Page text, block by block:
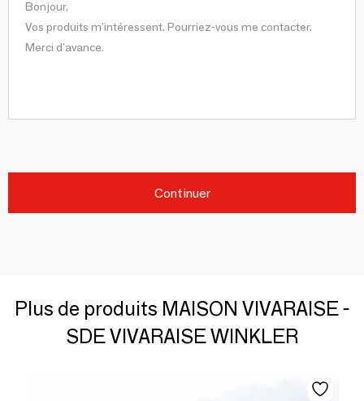
Continuer
Plus de produits MAISON VIVARAISE -
SDE VIVARAISE WINKLER